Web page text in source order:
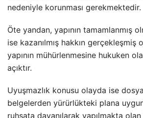
nedeniyle korunması gerekmektedir.
Öte yandan, yapının tamamlanmış
ise kazanılmış hakkın gerçekleşmiş
yapının mühürlenmesine hukuken
açıktır.
Uyuşmazlık konusu olayda ise
belgelerden yürürlükteki plana
ruhsata dayanılarak yapılmakta olan